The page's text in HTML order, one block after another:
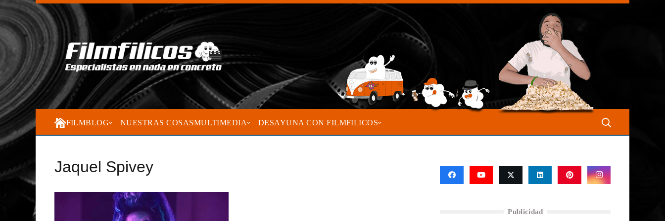
FILMBLOG NUESTRAS COSASMULTIMEDIA DESAYUNA CON FILMFILICOS
Jaquel Spivey
Publicidad